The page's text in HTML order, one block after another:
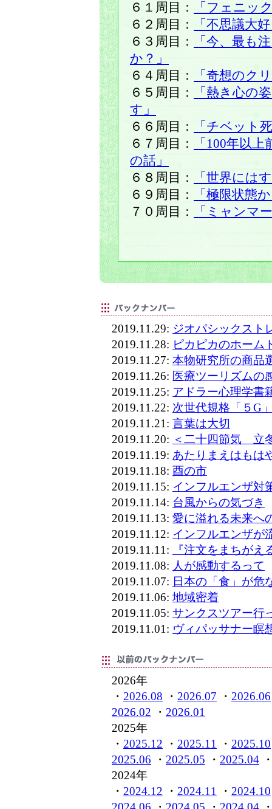
６１周目：
「フェニッ
６２周目：
「不思議大
６３周目：
「今、最も
か？」
６４周目：
「奇想のク
６５周目：
「熱き心の
す」
６６周目：
「チベット
６７周目：
「100年以
の話」
６８周目：
「世界には
６９周目：
「極限状態
７０周目：
「ミャンマ
2019.11.29: ジオパシックスト
2019.11.28: ピカピカのホーム
2019.11.27: 本物研究所の商品
2019.11.26: 医療ツーリズムの
2019.11.25: アドラー心理学書
2019.11.22: 次世代規格「５G
2019.11.21: 言葉は大切
2019.11.20: ＜二十四節気 立
2019.11.19: あたりまえはもは
2019.11.18: 酉の市
2019.11.15: インフルエンザ対
2019.11.14: 台風からの気づき
2019.11.13: 愛に溢れる未来へ
2019.11.12: インフルエンザが
2019.11.11:
『注文をまちが
2019.11.08: 人が感動するって
2019.11.07: 日本の「食」が危
2019.11.06: 地域密着
2019.11.05: サンクスツアー行
2019.11.01: ヴィパッサナー瞑
2026年
・ 2026.08 ・ 2026.07 ・ 2026.06
2026.02 ・ 2026.01
2025年
・ 2025.12 ・ 2025.11 ・ 2025.10
2025.06 ・ 2025.05 ・ 2025.04
2024年
・ 2024.12 ・ 2024.11 ・ 2024.10